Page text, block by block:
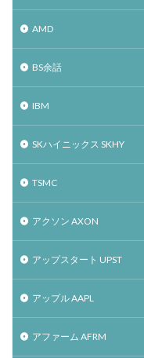
AMD
BS余話
IBM
SKハイニックス SKHY
TSMC
アクソン AXON
アップスタート UPST
アップル AAPL
アファーム AFRM